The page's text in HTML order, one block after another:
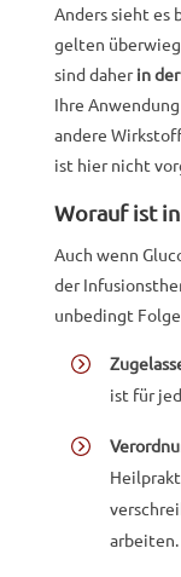
Anders sieht es
gelten
sind daherin
Ihre
andere
ist hier nicht
Worauf ist in
Auch wenn
der
unbedingt
ist für
arbeiten.